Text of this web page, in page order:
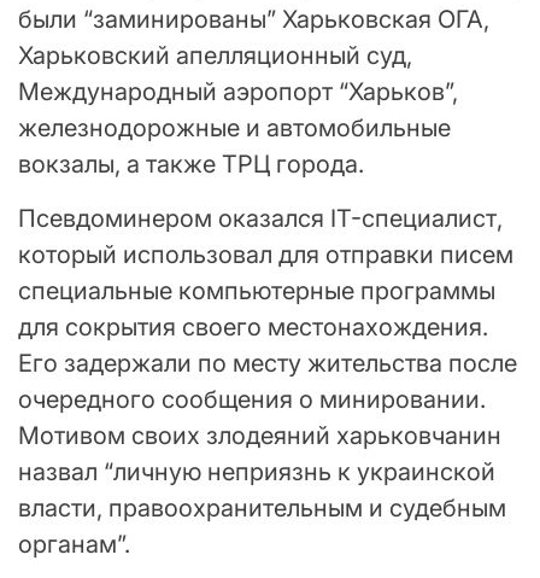
были “заминированы” Харьковская ОГА,
Харьковский апелляционный суд,
Международный аэропорт “Харьков”,
железнодорожные и автомобильные
вокзалы, а также ТРЦ города.
Псевдоминером оказался IT-специалист,
который использовал для отправки писем
специальные компьютерные программы
для сокрытия своего местонахождения.
Его задержали по месту жительства после
очередного сообщения о минировании.
Мотивом своих злодеяний харьковчанин
назвал “личную неприязнь к украинской
власти, правоохранительным и судебным
органам”.